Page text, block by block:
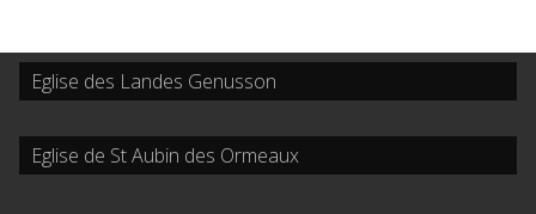
Eglise des Landes Genusson
Eglise de St Aubin des Ormeaux